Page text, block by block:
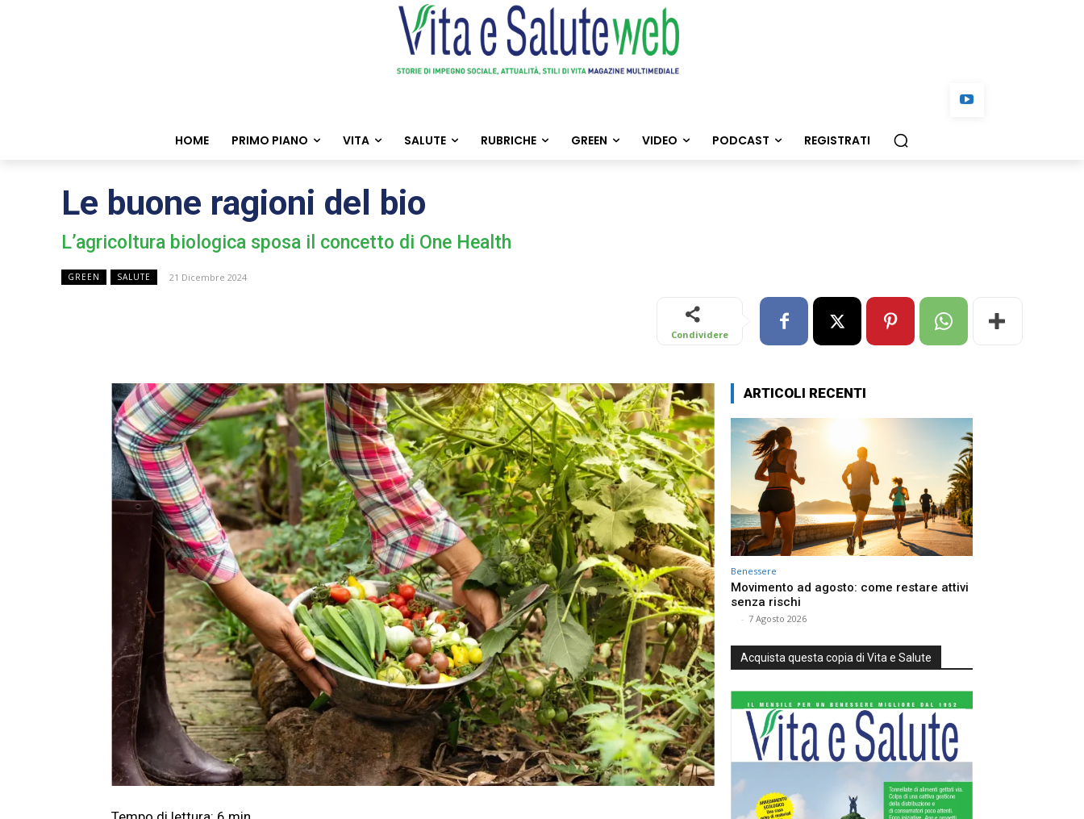
HOME PRIMO PIANO VITA SALUTE RUBRICHE GREEN VIDEO PODCAST REGISTRATI
Le buone ragioni del bio
L’agricoltura biologica sposa il concetto di One Health
GREEN SALUTE 21 Dicembre 2024
Condividere
ARTICOLI RECENTI
Benessere
Movimento ad agosto: come restare attivi
senza rischi
- 7 Agosto 2026
Acquista questa copia di Vita e Salute